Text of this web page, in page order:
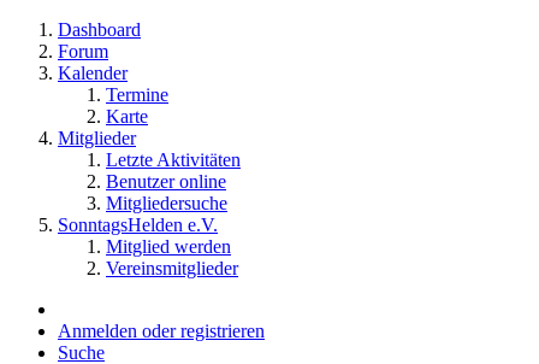
Dashboard
Forum
Kalender
Termine
Karte
Mitglieder
Letzte Aktivitäten
Benutzer online
Mitgliedersuche
SonntagsHelden e.V.
Mitglied werden
Vereinsmitglieder
Anmelden oder registrieren
Suche